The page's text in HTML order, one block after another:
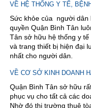
VỀ HỆ THỐNG Y TẾ,
Sức khỏe của người dân
quyền Quận Bình Tân
Tân sở hữu hệ thống y
và trang thiết bị hiện đại
nhất cho người dân.
VỀ CƠ SỞ KINH DOANH
Quận Bình Tân sở hữu
phục vụ cho tất cả các
Nhờ đó thị trường thuê